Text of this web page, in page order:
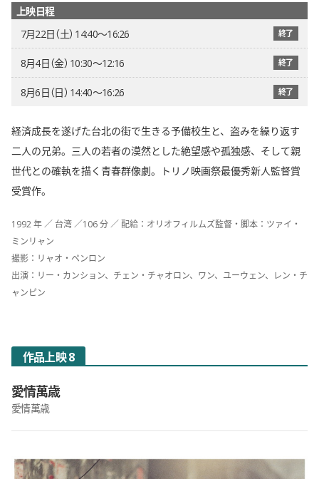
上映日程
7月22日（土） 14:40〜16:26
終了
8月4日（金） 10:30〜12:16 終了
8月6日（日） 14:40〜16:26 終了
経済成長を遂げた台北の街で生きる予備校生と、盗みを繰り返す
二人の兄弟。三人の若者の漠然とした絶望感や孤独感、そして親
世代との確執を描く青春群像劇。トリノ映画祭最優秀新人監督賞
受賞作。
1992 年 ／ 台湾 ／106 分 ／ 配給：オリオフィルムズ監督・脚本：ツァイ・
ミンリャン
撮影：リャオ・ペンロン
出演：リー・カンション、チェン・チャオロン、ワン、ユーウェン、レン・チ
ャンピン
作品上映 8
愛情萬歳
愛情萬歳